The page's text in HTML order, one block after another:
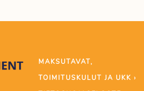
MAKSUTAVAT,
TOIMITUSKULUT JA UKK ›